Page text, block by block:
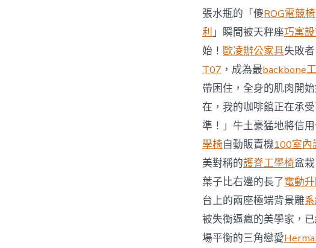
張水瓶的「傻ROG電競椅
利」瞬間被天秤座巧寓
始！ 歐凌辦公家具失敗者
T07 ，成為最backbone
帶困住，全身的肌肉開
在，我的咖啡館正在承
準！」牛土豪猛地將信
學椅自動販賣機100室內
美對稱的護脊工學椅盆
葉子比右邊的長了電動
台上的兩座極端背景雕
被失衡逼瘋的美學家，
場平衡的三角戀愛